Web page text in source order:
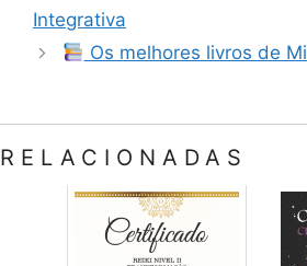
Integrativa
Os melhores livros de
RELACIONADAS